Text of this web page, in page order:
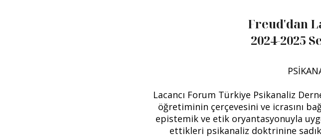
Freud'dan
2024-2025
Lacancı Forum Türkiye Psikanaliz
öğretiminin çerçevesini ve icrasını
epistemik ve etik oryantasyonuyla
ettikleri psikanaliz doktrinine